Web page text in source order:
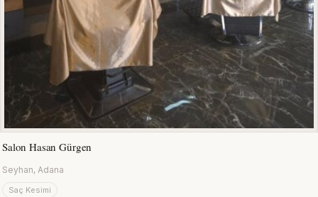
Salon Hasan Gürgen
Seyhan, Adana
Saç Kesimi